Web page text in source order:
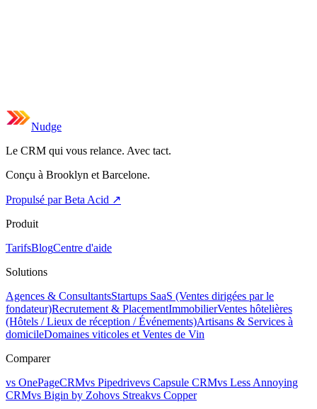
Nudge
Le CRM qui vous relance. Avec tact.
Conçu à Brooklyn et Barcelone.
Propulsé par Beta Acid ↗
Produit
TarifsBlogCentre d'aide
Solutions
Agences & ConsultantsStartups SaaS (Ventes dirigées par le
fondateur)Recrutement & PlacementImmobilierVentes hôtelières
(Hôtels / Lieux de réception / Événements)Artisans & Services à
domicileDomaines viticoles et Ventes de Vin
Comparer
vs OnePageCRMvs Pipedrivevs Capsule CRMvs Less Annoying
CRMvs Bigin by Zohovs Streakvs Copper